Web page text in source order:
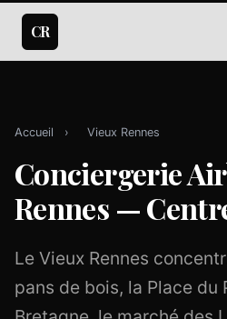
CR
Accueil › Vieux Rennes
Conciergerie
Rennes —
Le Vieux Rennes
pans de bois, la Place du